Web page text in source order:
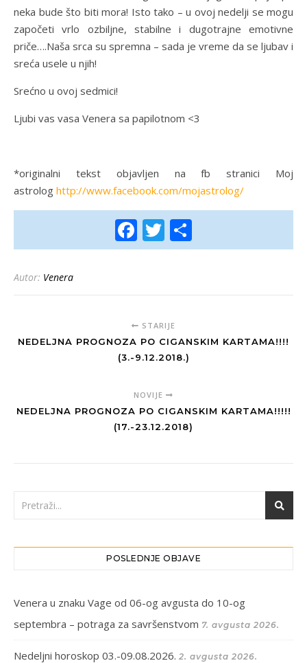
neka bude što biti mora! Isto tako – u ovoj nedelji se mogu
započeti vrlo ozbiljne, stabilne i dugotrajne emotivne
priče….Naša srca su spremna – sada je vreme da se ljubav i
sreća usele u njih!
Srećno u ovoj sedmici!
Ljubi vas vasa Venera sa papilotnom <3
*originalni tekst objavljen na fb stranici Moj
astrolog http://www.facebook.com/mojastrolog/
Facebook
Twitter
Autor: Venera
STARIJE
NEDELJNA PROGNOZA PO CIGANSKIM KARTAMA!!!!
(3.-9.12.2018.)
NOVIJE
NEDELJNA PROGNOZA PO CIGANSKIM KARTAMA!!!!!
(17.-23.12.2018)
POSLEDNJE OBJAVE
Venera u znaku Vage od 06-og avgusta do 10-og
septembra – potraga za savršenstvom 7. avgusta 2026.
Nedeljni horoskop 03.-09.08.2026. 2. avgusta 2026.